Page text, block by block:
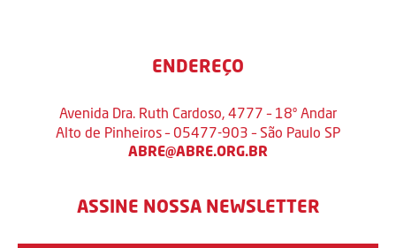
ENDEREÇO
Avenida Dra. Ruth Cardoso, 4777 – 18º Andar
Alto de Pinheiros – 05477-903 – São Paulo SP
ABRE@ABRE.ORG.BR
ASSINE NOSSA NEWSLETTER